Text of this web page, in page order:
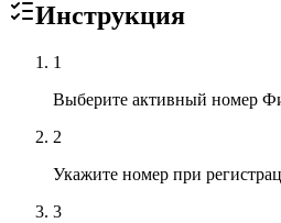
Инструкция
1
Выберите активный номер
2
Укажите номер при
3